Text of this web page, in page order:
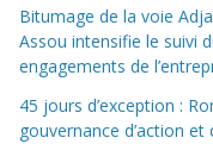
Bitumage de la voie
Assou intensifie le suivi
engagements de
45 jours d’exception :
gouvernance d’action et